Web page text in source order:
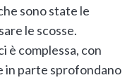
sono state le
le scosse.
è complessa, con
in parte sprofondano